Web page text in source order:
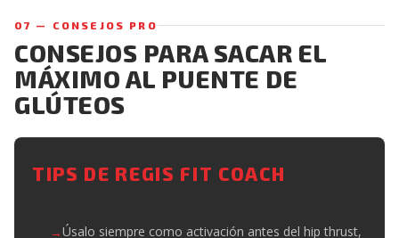
07 — CONSEJOS PRO
CONSEJOS PARA SACAR EL
MÁXIMO AL PUENTE DE
GLÚTEOS
TIPS DE REGIS FIT COACH
Úsalo siempre como activación antes del hip thrust,